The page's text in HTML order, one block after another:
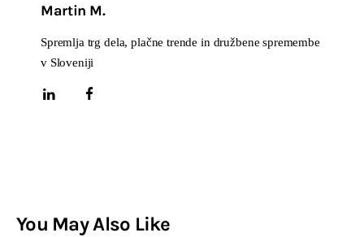
Martin M.
Spremlja trg dela, plačne trende in družbene spremembe
v Sloveniji
You May Also Like